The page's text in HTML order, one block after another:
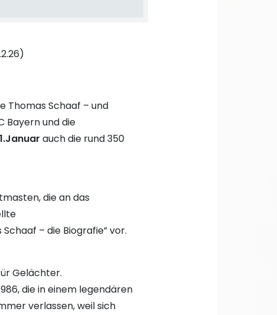
Thomas Schaaf – und
Bayern und die
auch die rund 350
die an das
– die Biografie” vor.
Gelächter.
die in einem legendären
verlassen, weil sich